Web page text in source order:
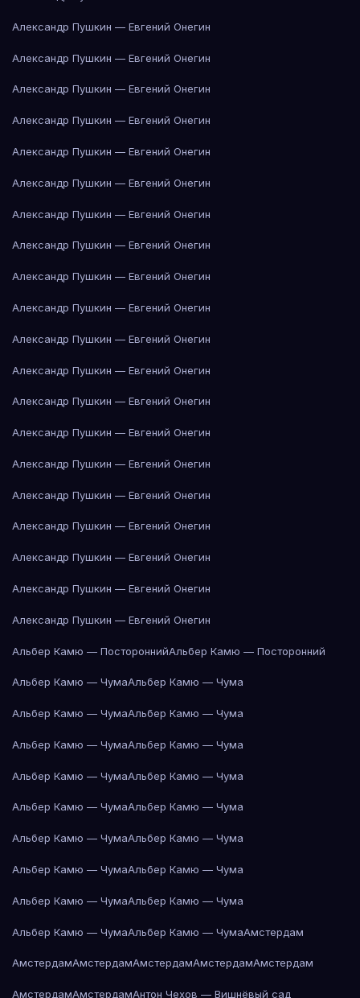
Александр Пушкин — Евгений Онегин
Александр Пушкин — Евгений Онегин
Александр Пушкин — Евгений Онегин
Александр Пушкин — Евгений Онегин
Александр Пушкин — Евгений Онегин
Александр Пушкин — Евгений Онегин
Александр Пушкин — Евгений Онегин
Александр Пушкин — Евгений Онегин
Александр Пушкин — Евгений Онегин
Александр Пушкин — Евгений Онегин
Александр Пушкин — Евгений Онегин
Александр Пушкин — Евгений Онегин
Александр Пушкин — Евгений Онегин
Александр Пушкин — Евгений Онегин
Александр Пушкин — Евгений Онегин
Александр Пушкин — Евгений Онегин
Александр Пушкин — Евгений Онегин
Александр Пушкин — Евгений Онегин
Александр Пушкин — Евгений Онегин
Александр Пушкин — Евгений Онегин
Альбер Камю — ПостороннийАльбер Камю — Посторонний
Альбер Камю — ЧумаАльбер Камю — Чума
Альбер Камю — ЧумаАльбер Камю — Чума
Альбер Камю — ЧумаАльбер Камю — Чума
Альбер Камю — ЧумаАльбер Камю — Чума
Альбер Камю — ЧумаАльбер Камю — Чума
Альбер Камю — ЧумаАльбер Камю — Чума
Альбер Камю — ЧумаАльбер Камю — Чума
Альбер Камю — ЧумаАльбер Камю — Чума
Альбер Камю — ЧумаАльбер Камю — ЧумаАмстердам
АмстердамАмстердамАмстердамАмстердамАмстердам
АмстердамАмстердамАнтон Чехов — Вишнёвый сад